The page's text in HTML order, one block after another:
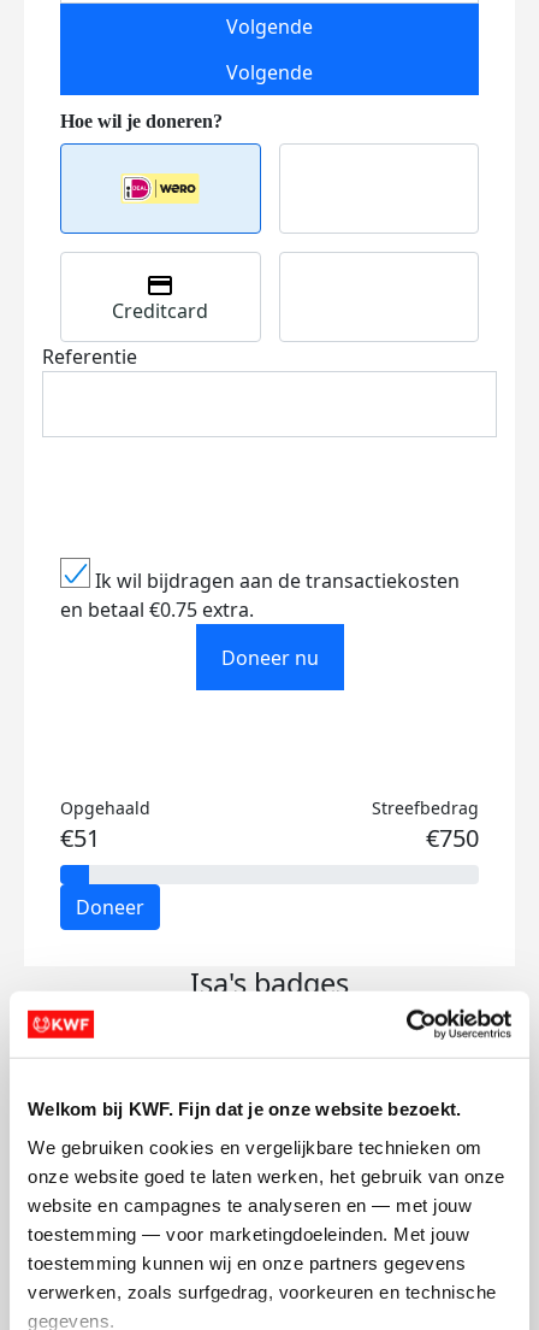
Welkom bij KWF. Fijn dat je onze website bezoekt.
We gebruiken cookies en vergelijkbare technieken om
onze website goed te laten werken, het gebruik van onze
website en campagnes te analyseren en — met jouw
toestemming — voor marketingdoeleinden. Met jouw
toestemming kunnen wij en onze partners gegevens
verwerken, zoals surfgedrag, voorkeuren en technische
gegevens.
Volgende
Volgende
Creditcard
Referentie
Ik wil bijdragen aan de transactiekosten
en betaal €0.75 extra.
Doneer nu
Opgehaald
€51
Streefbedrag
€750
Doneer
Isa's badges